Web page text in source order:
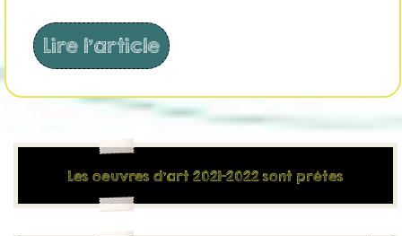
Lire l'article
Les oeuvres d’art 2021-2022 sont prêtes